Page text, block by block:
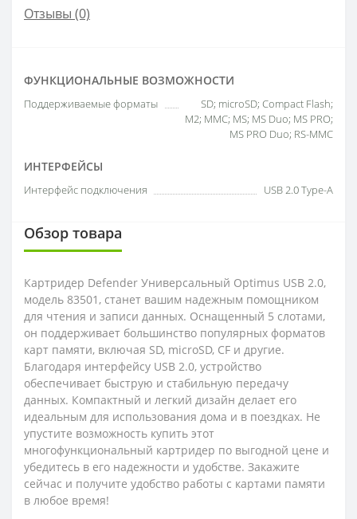
Отзывы (0)
ФУНКЦИОНАЛЬНЫЕ ВОЗМОЖНОСТИ
Поддерживаемые форматы
SD; microSD; Compact Flash;
M2; MMC; MS; MS Duo; MS PRO;
MS PRO Duo; RS-MMC
ИНТЕРФЕЙСЫ
Интерфейс подключения USB 2.0 Type-A
Обзор товара
Картридер Defender Универсальный Optimus USB 2.0,
модель 83501, станет вашим надежным помощником
для чтения и записи данных. Оснащенный 5 слотами,
он поддерживает большинство популярных форматов
карт памяти, включая SD, microSD, CF и другие.
Благодаря интерфейсу USB 2.0, устройство
обеспечивает быструю и стабильную передачу
данных. Компактный и легкий дизайн делает его
идеальным для использования дома и в поездках. Не
упустите возможность купить этот
многофункциональный картридер по выгодной цене и
убедитесь в его надежности и удобстве. Закажите
сейчас и получите удобство работы с картами памяти
в любое время!